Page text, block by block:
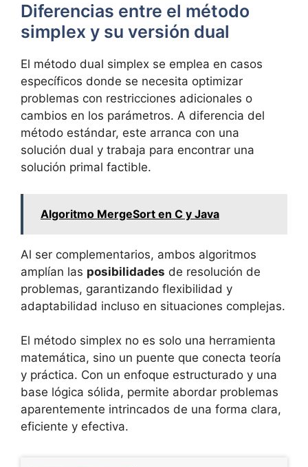
Diferencias entre el método
simplex y su versión dual
El método dual simplex se emplea en casos
específicos donde se necesita optimizar
problemas con restricciones adicionales o
cambios en los parámetros. A diferencia del
método estándar, este arranca con una
solución dual y trabaja para encontrar una
solución primal factible.
Algoritmo MergeSort en C y Java
Al ser complementarios, ambos algoritmos
amplían las posibilidades de resolución de
problemas, garantizando flexibilidad y
adaptabilidad incluso en situaciones complejas.
El método simplex no es solo una herramienta
matemática, sino un puente que conecta teoría
y práctica. Con un enfoque estructurado y una
base lógica sólida, permite abordar problemas
aparentemente intrincados de una forma clara,
eficiente y efectiva.